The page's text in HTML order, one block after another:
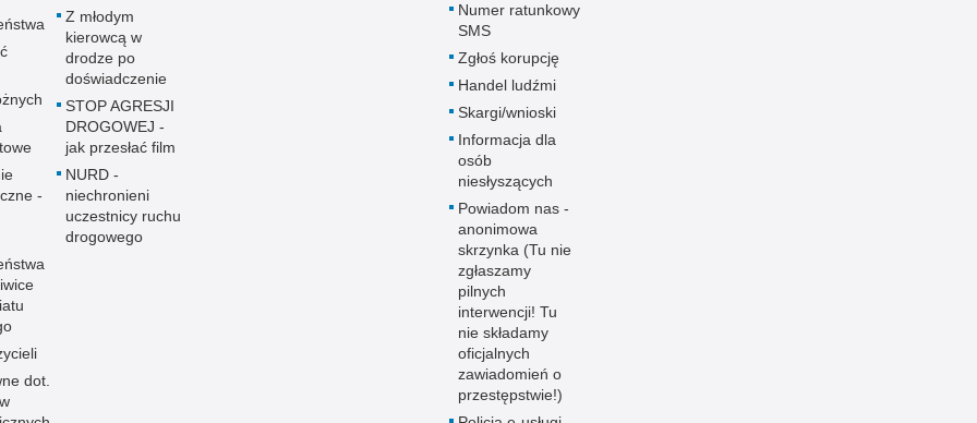
-
dot.
Z młodym
kierowcą w
drodze po
doświadczenie
STOP AGRESJI
DROGOWEJ -
jak przesłać film
NURD -
niechronieni
uczestnicy ruchu
drogowego
Numer ratunkowy
SMS
Zgłoś korupcję
Handel ludźmi
Skargi/wnioski
Informacja dla
osób
niesłyszących
Powiadom nas -
anonimowa
skrzynka (Tu nie
zgłaszamy
pilnych
interwencji! Tu
nie składamy
oficjalnych
zawiadomień o
przestępstwie!)